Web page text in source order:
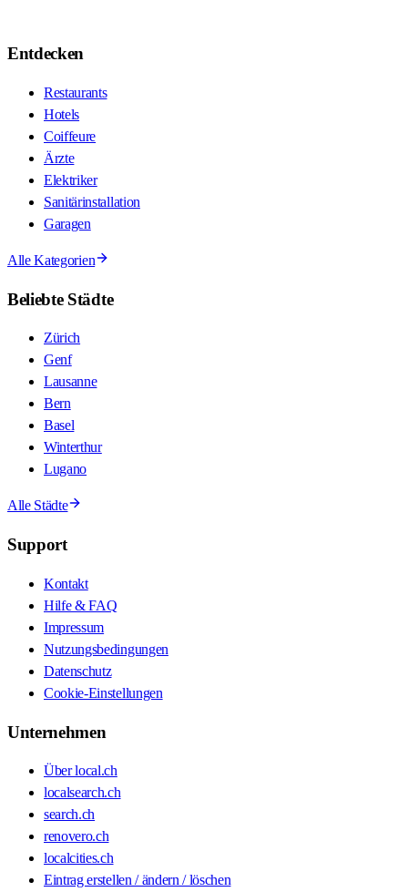
Entdecken
Restaurants
Hotels
Coiffeure
Ärzte
Elektriker
Sanitärinstallation
Garagen
Alle Kategorien
Beliebte Städte
Zürich
Genf
Lausanne
Bern
Basel
Winterthur
Lugano
Alle Städte
Support
Kontakt
Hilfe & FAQ
Impressum
Nutzungsbedingungen
Datenschutz
Cookie-Einstellungen
Unternehmen
Über local.ch
localsearch.ch
search.ch
renovero.ch
localcities.ch
Eintrag erstellen / ändern / löschen